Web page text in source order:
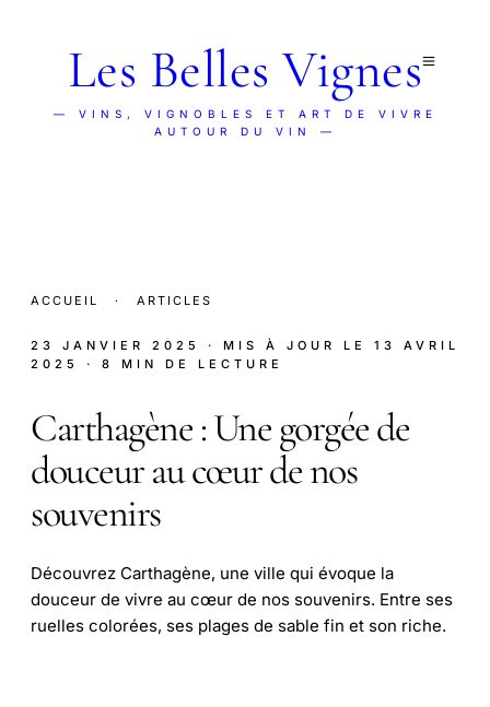
Les Belles Vignes
— VINS, VIGNOBLES ET ART DE VIVRE
AUTOUR DU VIN —
ACCUEIL · ARTICLES
23 JANVIER 2025 · MIS À JOUR LE 13 AVRIL
2025
· 8 MIN DE LECTURE
Carthagène : Une gorgée de
douceur au cœur de nos
souvenirs
Découvrez Carthagène, une ville qui évoque la
douceur de vivre au cœur de nos souvenirs. Entre ses
ruelles colorées, ses plages de sable fin et son riche.